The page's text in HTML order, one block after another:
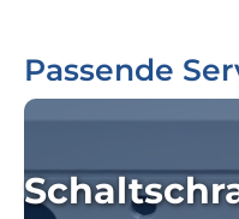
Passende